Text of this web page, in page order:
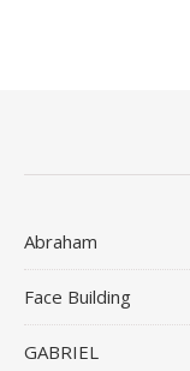
Abraham
Face Building
GABRIEL